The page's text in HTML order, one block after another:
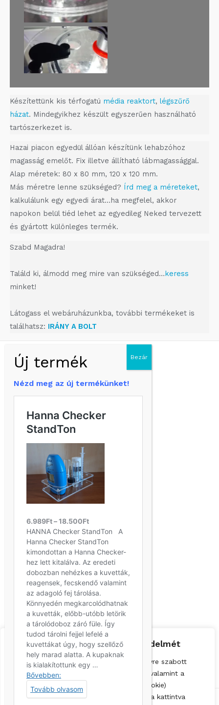
Fontosnak tartjuk az adatok védelmét
A böngészési élmény fokozása, a személyre szabott
hirdetések vagy tartalmak megjelenítése, valamint a
forgalom elemzése érdekében sütiket (cookie)
használunk. A "Mindet elfogadom" gombra kattintva
Guillard etető nyílás
Készítettünk kis térfogatú média reaktort, légszűrő
házat. Mindegyikhez készült egyszerűen használható
tartószerkezet is.
Hazai piacon egyedül állóan készítünk lehabzóhoz
magasság emelőt. Fix illetve állítható lábmagassággal.
Alap méretek: 80 x 80 mm, 120 x 120 mm.
Más méretre lenne szükséged? Írd meg a méreteket,
kalkulálunk egy egyedi árat…ha megfelel, akkor
napokon belül tiéd lehet az egyedileg Neked tervezett
és gyártott különleges termék.
Szabd Magadra!
Találd ki, álmodd meg mire van szükséged…keress
minket!
Látogass el webáruházunkba, további termékeket is
találhatsz: IRÁNY A BOLT
Triton Aquaristic
Információk
Általános szerződési feltételek
Adatkezelési tájékoztató
Fizetés
Szállítás
Letöltések
Partnerek
Korallgarázs
Z-Dekor
Natur Hotel Kövestető
Vadzóna
Nézd meg az új termékünket!